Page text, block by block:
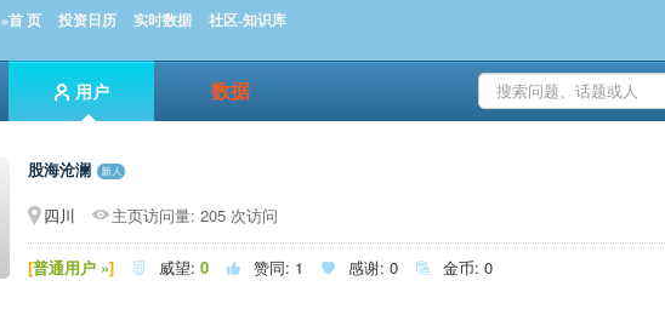
»首 页 投资日历 实时数据 社区-知识库
用户 数据
股海沧澜
四川
主页访问量: 205 次访问
[普通用户 »]  威望: 0  赞同: 1  感谢: 0  金币: 0